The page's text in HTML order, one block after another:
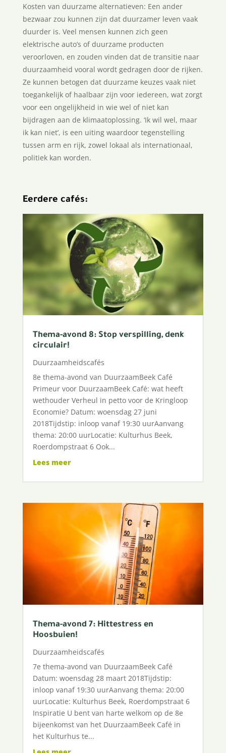
Kosten van duurzame alternatieven: Een ander
bezwaar zou kunnen zijn dat duurzamer leven vaak
duurder is. Veel mensen kunnen zich geen
elektrische auto’s of duurzame producten
veroorloven, en zouden vinden dat de transitie naar
duurzaamheid vooral wordt gedragen door de rijken.
Ze kunnen betogen dat duurzame keuzes vaak niet
toegankelijk of haalbaar zijn voor iedereen, wat zorgt
voor een ongelijkheid in wie wel of niet kan
bijdragen aan de klimaatoplossing. ‘Ik wil wel, maar
ik kan niet’, is een uiting waardoor tegenstelling
tussen arm en rijk, zowel lokaal als internationaal,
politiek kan worden.
Eerdere cafés:
Thema-avond 8: Stop verspilling, denk
circulair!
Duurzaamheidscafés
8e thema-avond van DuurzaamBeek Café
Primeur voor DuurzaamBeek Café: wat heeft
wethouder Verheul in petto voor de Kringloop
Economie? Datum: woensdag 27 juni
2018Tijdstip: inloop vanaf 19:30 uurAanvang
thema: 20:00 uurLocatie: Kulturhus Beek,
Roerdompstraat 6 Ook...
Lees meer
Thema-avond 7: Hittestress en
Hoosbuien!
Duurzaamheidscafés
7e thema-avond van DuurzaamBeek Café
Datum: woensdag 28 maart 2018Tijdstip:
inloop vanaf 19:30 uurAanvang thema: 20:00
uurLocatie: Kulturhus Beek, Roerdompstraat 6
Inspiratie U bent van harte welkom op de 8e
bijeenkomst van het DuurzaamBeek Café in
het Kulturhus te...